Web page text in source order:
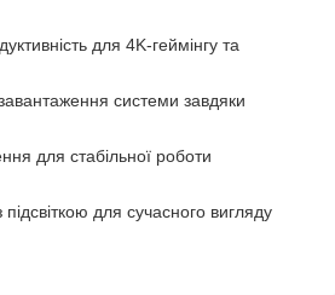
для 4K-геймінгу та
системи завдяки
для стабільної роботи
для сучасного вигляду